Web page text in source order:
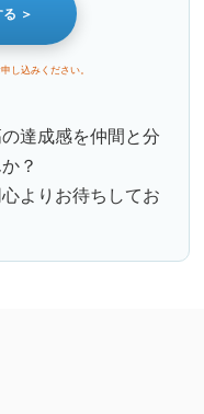
＞
し込みください。
達成感を仲間と分
？
よりお待ちしてお